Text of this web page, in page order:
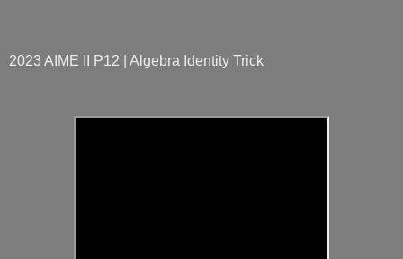
2023 AIME II P12 | Algebra Identity Trick